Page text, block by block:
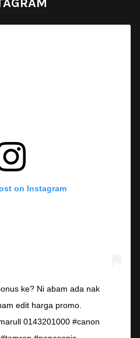
on Instagram
ke? Ni abam ada nak
edit harga promo.
0143201000 #canon